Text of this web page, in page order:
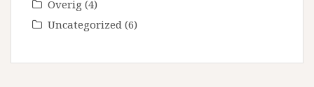
Overig (4)
Uncategorized (6)